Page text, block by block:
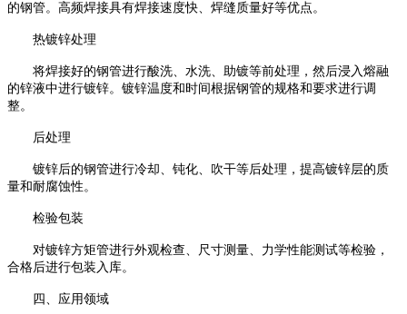
的钢管。高频焊接具有焊接速度快、焊缝质量好等优点。
热镀锌处理
将焊接好的钢管进行酸洗、水洗、助镀等前处理，然后浸入熔融
的锌液中进行镀锌。镀锌温度和时间根据钢管的规格和要求进行调
整。
后处理
镀锌后的钢管进行冷却、钝化、吹干等后处理，提高镀锌层的质
量和耐腐蚀性。
检验包装
对镀锌方矩管进行外观检查、尺寸测量、力学性能测试等检验，
合格后进行包装入库。
四、应用领域